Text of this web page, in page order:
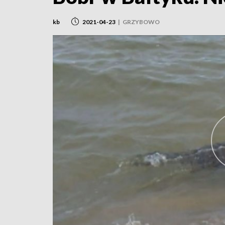
kb 2021-04-23 | GRZYBOWO